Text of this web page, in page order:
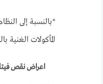
*بالنسبة إلى
المأكولات الغنية
اعراض نقص